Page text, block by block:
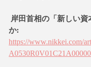
岸田首相の「新しい
か:
https://www.nikkei.com/